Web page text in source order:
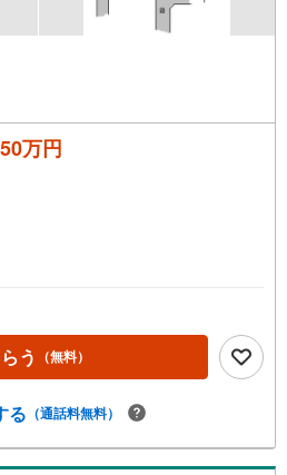
万円
う （無料）
る （通話料無料）